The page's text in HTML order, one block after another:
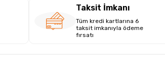
Taksit İmkanı
Tüm kredi kartlarına 6
taksit imkanıyla ödeme
fırsatı